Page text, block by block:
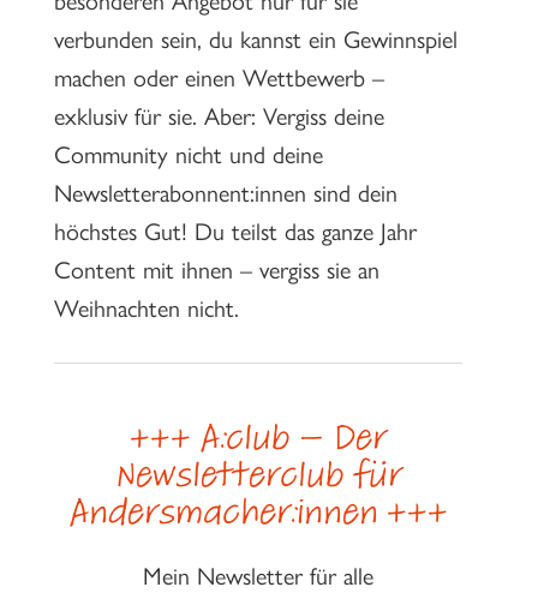
verbunden sein, du kannst ein Gewinnspiel
machen oder einen Wettbewerb –
exklusiv für sie. Aber: Vergiss deine
Community nicht und deine
Newsletterabonnent:innen sind dein
höchstes Gut! Du teilst das ganze Jahr
Content mit ihnen – vergiss sie an
Weihnachten nicht.
+++ A:club – Der
Newsletterclub für
Andersmacher:innen +++
Mein Newsletter für alle